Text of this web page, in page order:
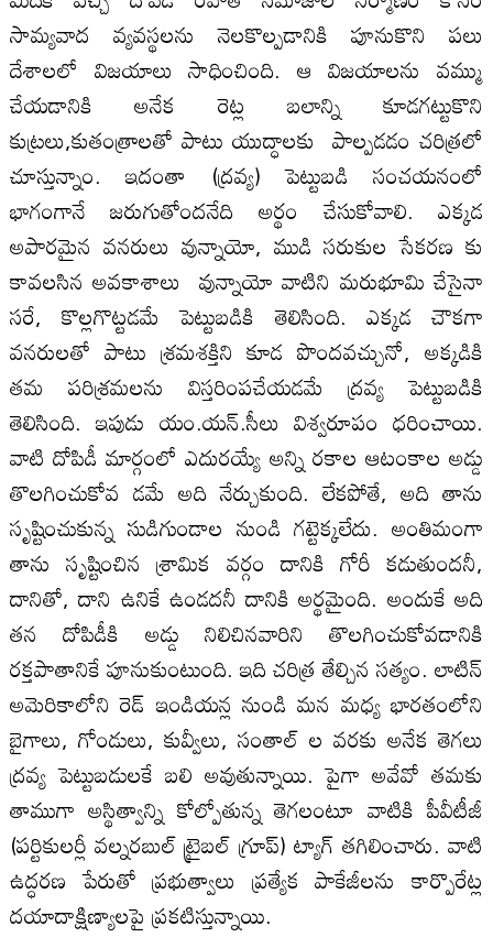
సామ్యవాద వ్యవస్థలను నెలకొల్పడానికి పూనుకొని పలు
దేశాలలో విజయాలు సాధించింది. ఆ విజయాలను వమ్ము
చేయడానికి అనేక రెట్ల బలాన్ని కూడగట్టుకొని
కుట్రలు,కుతంత్రాలతో పాటు యుద్ధాలకు పాల్పడడం చరిత్రలో
చూస్తున్నాం. ఇదంతా (ద్రవ్య) పెట్టుబడి సంచయనంలో
భాగంగానే జరుగుతోందనేది అర్థం చేసుకోవాలి. ఎక్కడ
అపారమైన వనరులు వున్నాయో, ముడి సరుకుల సేకరణ కు
కావలసిన అవకాశాలు వున్నాయో వాటిని మరుభూమి చేసైనా
సరే, కొల్లగొట్టడమే పెట్టుబడికి తెలిసింది. ఎక్కడ చౌకగా
వనరులతో పాటు శ్రమశక్తిని కూడ పొందవచ్చునో, అక్కడికి
తమ పరిశ్రమలను విస్తరింపచేయడమే ద్రవ్య పెట్టుబడికి
తెలిసింది. ఇపుడు యం.యన్.సీలు విశ్వరూపం ధరించాయి.
వాటి దోపిడీ మార్గంలో ఎదురయ్యే అన్ని రకాల ఆటంకాల అడ్డు
తొలగించుకోవ డమే అది నేర్చుకుంది. లేకపోతే, అది తాను
సృష్టించుకున్న సుడిగుండాల నుండి గట్టెక్కలేదు. అంతిమంగా
తాను సృష్టించిన శ్రామిక వర్గం దానికి గోరీ కడుతుందనీ,
దానితో, దాని ఉనికే ఉండదనీ దానికి అర్థమైంది. అందుకే అది
తన దోపిడీకి అడ్డు నిలిచినవారిని తొలగించుకోవడానికి
రక్తపాతానికే పూనుకుంటుంది. ఇది చరిత్ర తేల్చిన సత్యం. లాటిన్
అమెరికాలోని రెడ్ ఇండియన్ల నుండి మన మధ్య భారతంలోని
బైగాలు, గోండులు, కువ్వీలు, సంతాల్ ల వరకు అనేక తెగలు
ద్రవ్య పెట్టుబడులకే బలి అవుతున్నాయి. పైగా అవేవో తమకు
తాముగా అస్థిత్వాన్ని కోల్పోతున్న తెగలంటూ వాటికి పీవీటీజీ
(పర్టికులర్లీ వల్నరబుల్ ట్రైబల్ గ్రూప్) ట్యాగ్ తగిలించారు. వాటి
ఉద్ధరణ పేరుతో ప్రభుత్వాలు ప్రత్యేక పాకేజీలను కార్పొరేట్ల
దయాదాక్షిణ్యాలపై ప్రకటిస్తున్నాయి.